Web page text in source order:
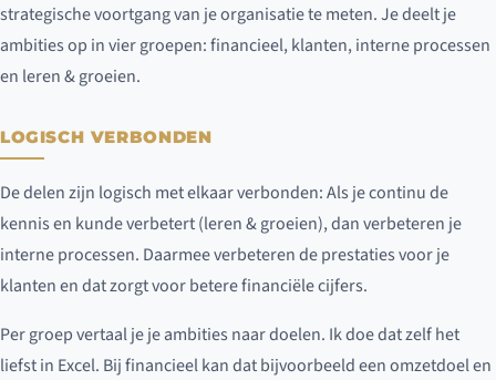
strategische voortgang van je organisatie te meten. Je deelt je
ambities op in vier groepen: financieel, klanten, interne processen
en leren & groeien.
LOGISCH VERBONDEN
De delen zijn logisch met elkaar verbonden: Als je continu de
kennis en kunde verbetert (leren & groeien), dan verbeteren je
interne processen. Daarmee verbeteren de prestaties voor je
klanten en dat zorgt voor betere financiële cijfers.
Per groep vertaal je je ambities naar doelen. Ik doe dat zelf het
liefst in Excel. Bij financieel kan dat bijvoorbeeld een omzetdoel en